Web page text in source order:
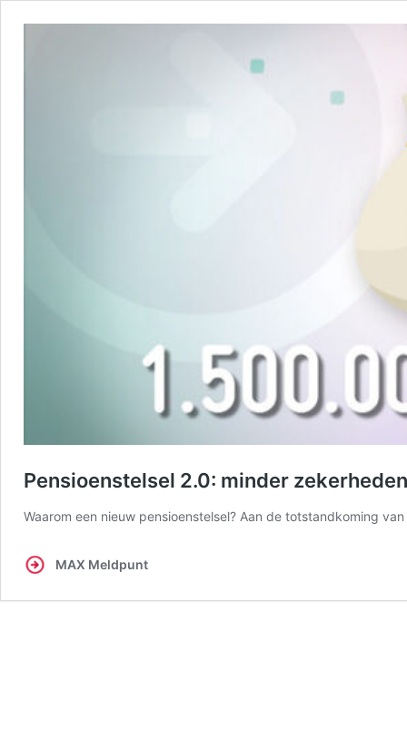
Pensioenstelsel 2.0: minder
Waarom een nieuw pensioenstelsel? Aan de totstandkoming
MAX Meldpunt